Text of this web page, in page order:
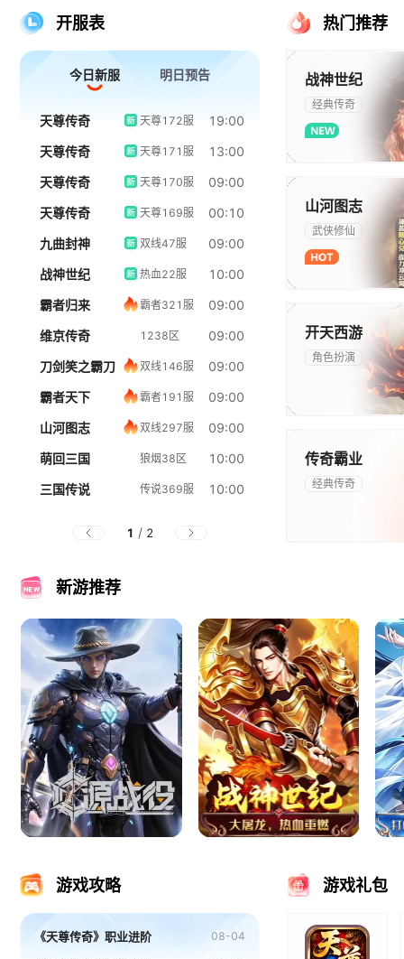
开服表
今日新服 明日预告
天尊传奇 天尊172服
19:00
天尊传奇
天尊171服
13:00
天尊传奇
天尊170服
09:00
天尊传奇
天尊169服
00:10
九曲封神
双线47服
09:00
战神世纪
热血22服
10:00
霸者归来
霸者321服
09:00
维京传奇
1238区
09:00
刀剑笑之霸刀
双线146服
09:00
霸者天下
霸者191服
09:00
山河图志
双线297服
09:00
萌回三国
狼烟38区
10:00
三国传说
传说369服 10:00
1 / 2
热门推荐
战神世纪
经典传奇
山河图志
武侠修仙
开天西游
角色扮演
传奇霸业
经典传奇
新游推荐
礼包 官网 礼包 官网 礼包
游戏攻略
《天尊传奇》职业进阶 08-04
游戏礼包